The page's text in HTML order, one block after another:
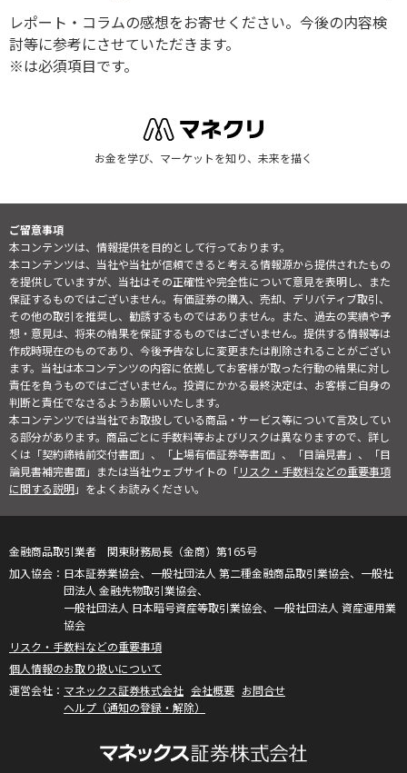
レポート・コラムの感想をお寄せください。今後の内容検
討等に参考にさせていただきます。
※は必須項目です。
お金を学び、マーケットを知り、未来を描く
ご留意事項
本コンテンツは、情報提供を目的として行っております。
本コンテンツは、当社や当社が信頼できると考える情報源から提供されたもの
を提供していますが、当社はその正確性や完全性について意見を表明し、また
保証するものではございません。有価証券の購入、売却、デリバティブ取引、
その他の取引を推奨し、勧誘するものではありません。また、過去の実績や予
想・意見は、将来の結果を保証するものではございません。提供する情報等は
作成時現在のものであり、今後予告なしに変更または削除されることがござい
ます。当社は本コンテンツの内容に依拠してお客様が取った行動の結果に対し
責任を負うものではございません。投資にかかる最終決定は、お客様ご自身の
判断と責任でなさるようお願いいたします。
本コンテンツでは当社でお取扱している商品・サービス等について言及してい
る部分があります。商品ごとに手数料等およびリスクは異なりますので、詳し
くは「契約締結前交付書面」、「上場有価証券等書面」、「目論見書」、「目
論見書補完書面」または当社ウェブサイトの「リスク・手数料などの重要事項
に関する説明」をよくお読みください。
金融商品取引業者 関東財務局長（金商）第165号
日本証券業協会、一般社団法人 第二種金融商品取引業協会、一般社
団法人 金融先物取引業協会、
一般社団法人 日本暗号資産等取引業協会、一般社団法人 資産運用業
協会
リスク・手数料などの重要事項
個人情報のお取り扱いについて
マネックス証券株式会社 会社概要 お問合せ
ヘルプ（通知の登録・解除）